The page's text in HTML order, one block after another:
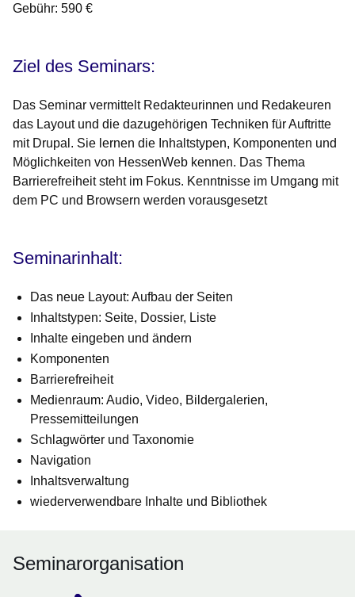
Gebühr: 590 €
Ziel des Seminars:
Das Seminar vermittelt Redakteurinnen und Redakeuren
das Layout und die dazugehörigen Techniken für Auftritte
mit Drupal. Sie lernen die Inhaltstypen, Komponenten und
Möglichkeiten von HessenWeb kennen. Das Thema
Barrierefreiheit steht im Fokus. Kenntnisse im Umgang mit
dem PC und Browsern werden vorausgesetzt
Seminarinhalt:
Das neue Layout: Aufbau der Seiten
Inhaltstypen: Seite, Dossier, Liste
Inhalte eingeben und ändern
Komponenten
Barrierefreiheit
Medienraum: Audio, Video, Bildergalerien,
Pressemitteilungen
Schlagwörter und Taxonomie
Navigation
Inhaltsverwaltung
wiederverwendbare Inhalte und Bibliothek
Seminarorganisation